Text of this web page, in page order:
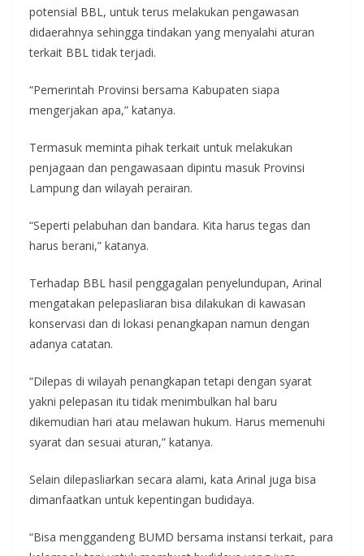
potensial BBL, untuk terus melakukan pengawasan
didaerahnya sehingga tindakan yang menyalahi aturan
terkait BBL tidak terjadi.
“Pemerintah Provinsi bersama Kabupaten siapa
mengerjakan apa,” katanya.
Termasuk meminta pihak terkait untuk melakukan
penjagaan dan pengawasaan dipintu masuk Provinsi
Lampung dan wilayah perairan.
“Seperti pelabuhan dan bandara. Kita harus tegas dan
harus berani,” katanya.
Terhadap BBL hasil penggagalan penyelundupan, Arinal
mengatakan pelepasliaran bisa dilakukan di kawasan
konservasi dan di lokasi penangkapan namun dengan
adanya catatan.
“Dilepas di wilayah penangkapan tetapi dengan syarat
yakni pelepasan itu tidak menimbulkan hal baru
dikemudian hari atau melawan hukum. Harus memenuhi
syarat dan sesuai aturan,” katanya.
Selain dilepasliarkan secara alami, kata Arinal juga bisa
dimanfaatkan untuk kepentingan budidaya.
“Bisa menggandeng BUMD bersama instansi terkait, para